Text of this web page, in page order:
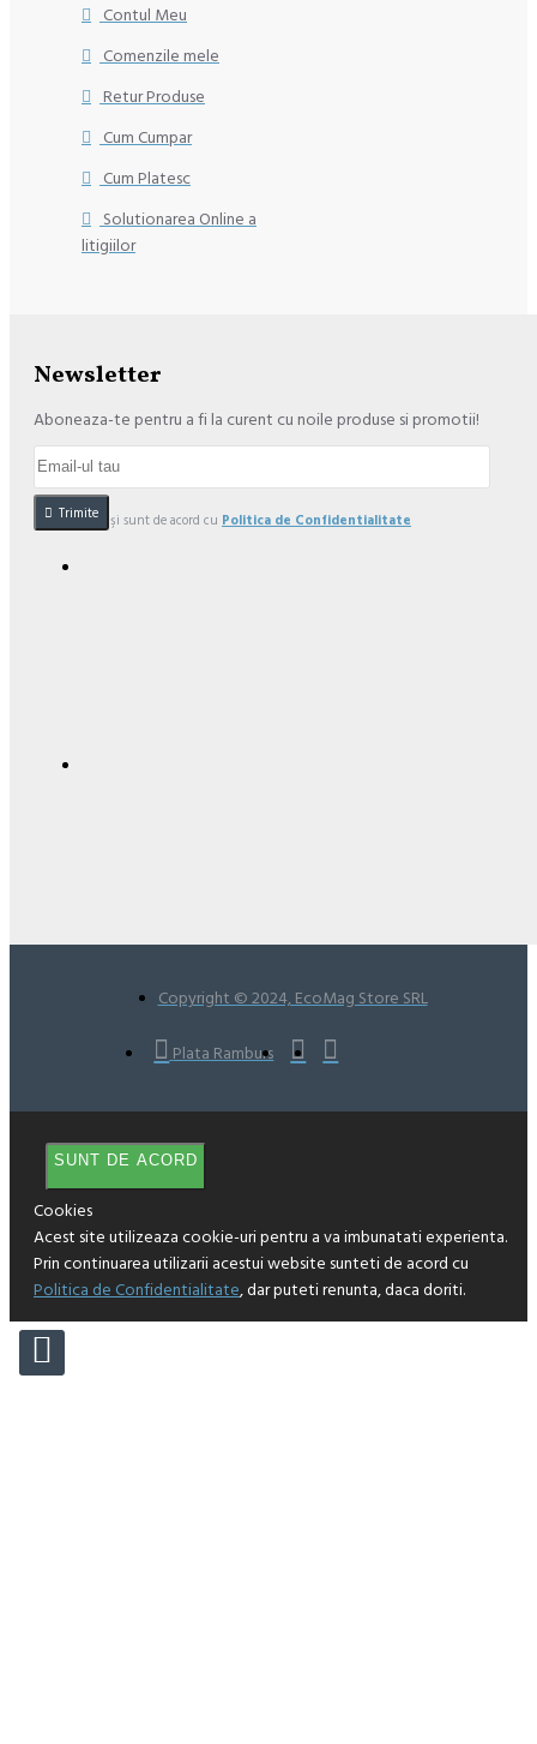
Contul Meu
Comenzile mele
Retur Produse
Cum Cumpar
Cum Platesc
Solutionarea Online a
litigiilor
Newsletter
Aboneaza-te pentru a fi la curent cu noile produse si promotii!
Trimite
Am citit şi sunt de acord cu Politica de Confidentialitate
Copyright © 2024, EcoMag Store SRL
Plata Ramburs
SUNT DE ACORD
Cookies
Acest site utilizeaza cookie-uri pentru a va imbunatati experienta.
Prin continuarea utilizarii acestui website sunteti de acord cu
Politica de Confidentialitate, dar puteti renunta, daca doriti.